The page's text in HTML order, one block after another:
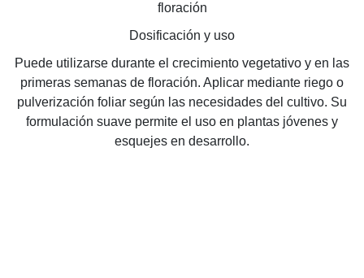
floración
Dosificación y uso
Puede utilizarse durante el crecimiento vegetativo y en las
primeras semanas de floración. Aplicar mediante riego o
pulverización foliar según las necesidades del cultivo. Su
formulación suave permite el uso en plantas jóvenes y
esquejes en desarrollo.